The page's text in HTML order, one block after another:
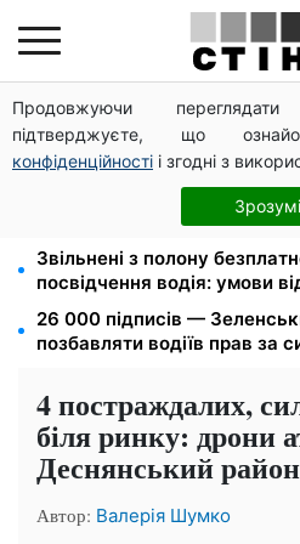
Продовжуючи
підтверджуєте, що
конфіденційності і згодні з
172 940 грн захистять
комуналку: з жовтня поріг
Новий знак на центральній
вантажівок заборонили
Звільнені з полону
посвідчення водія: умови
26 000 підписів —
позбавляти водіїв прав за
4 постраждалих,
біля ринку: дрони
Деснянський
Автор: Валерія Шумко